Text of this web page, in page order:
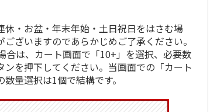
・お盆・年末年始・土日祝日をはさむ場
ざいますのであらかじめご了承ください。
は、カート画面で「10+」を選択、必要数
ンを押下してください。当画面での「カート
量選択は1個で結構です。